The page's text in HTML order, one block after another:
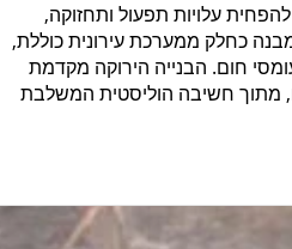
עלויות תפעול ותחזוקה,
כחלק ממערכת עירונית כוללת,
חום. הבנייה הירוקה מקדמת
מתוך חשיבה הוליסטית המשלבת